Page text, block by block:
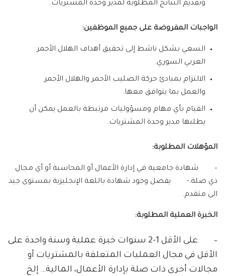
وتقديم النتائج المطلوبة لمدير وحدة المشتريات.
الواجبات المفروضة على جميع الموظفين:
السعي بشكل ناشط إلى تحقيق أهداف الهلال الأحمر
العربي السوري.
الالتزام بمبادئ حركة الصليب الأحمر والهلال الأحمر
والعمل بما يتوافق معها.
القيام بأي مهام ومسؤوليات مرتبطة بالعمل يمكن أن
يطلبها مدير وحدة المشتريات.
المؤهلات المطلوبة:
– شهادة جامعية في إدارة الأعمال أو المحاسبة أو أي مجال
ذي صلة.- يفضل وجود شهادة باللغة الإنجليزية بمستوى جيد
الى متقدم.
الخبرة العملية المطلوبة:
– على الأقل 1-2 سنوات خبرة عملية وسنة واحدة على
الأقل في مجال العمليات المتعلقة بالمشتريات أو
مجالات أخرى ذات صلة بإدارة الأعمال، المالية… إلخ